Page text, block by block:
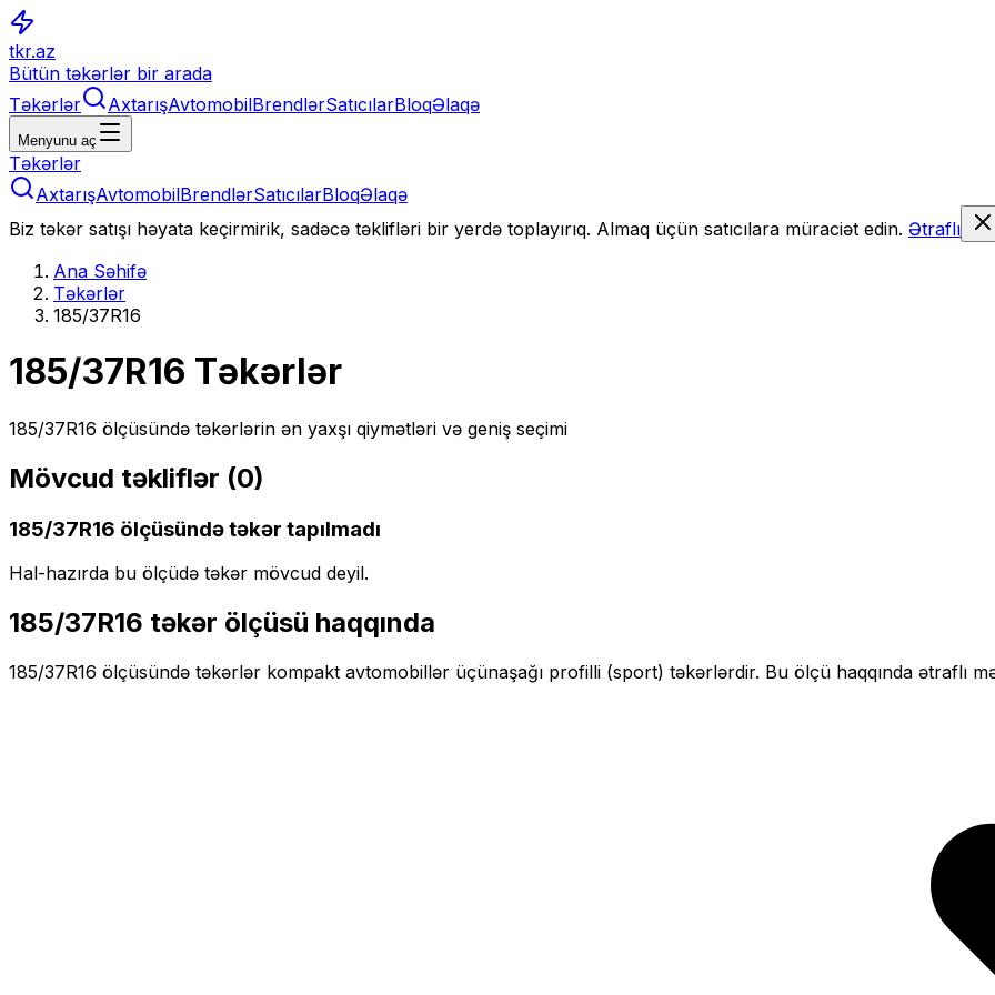
tkr.az
Bütün təkərlər bir arada
Təkərlər
AxtarışAvtomobilBrendlərSatıcılarBloqƏlaqə
Menyunu aç
Təkərlər
AxtarışAvtomobilBrendlərSatıcılarBloqƏlaqə
Biz təkər satışı həyata keçirmirik, sadəcə təklifləri bir yerdə toplayırıq. Almaq üçün satıcılara müraciət edin. Ətraflı
Ana Səhifə
Təkərlər
185/37R16
185/37R16 Təkərlər
185/37R16 ölçüsündə təkərlərin ən yaxşı qiymətləri və geniş seçimi
Mövcud təkliflər (0)
185/37R16 ölçüsündə təkər tapılmadı
Hal-hazırda bu ölçüdə təkər mövcud deyil.
185/37R16 təkər ölçüsü haqqında
185/37R16 ölçüsündə təkərlər kompakt avtomobillər üçünaşağı profilli (sport) təkərlərdir. Bu ölçü haqqında ətraflı